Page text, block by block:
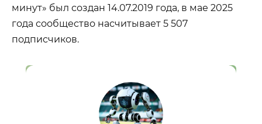
минут» был создан 14.07.2019 года, в мае 2025
года сообщество насчитывает 5 507
подписчиков.